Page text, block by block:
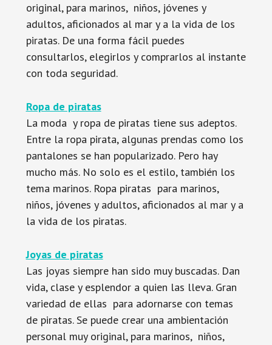
original, para marinos, niños, jóvenes y
adultos, aficionados al mar y a la vida de los
piratas. De una forma fácil puedes
consultarlos, elegirlos y comprarlos al instante
con toda seguridad.
Ropa de piratas
La moda y ropa de piratas tiene sus adeptos.
Entre la ropa pirata, algunas prendas como los
pantalones se han popularizado. Pero hay
mucho más. No solo es el estilo, también los
tema marinos. Ropa piratas para marinos,
niños, jóvenes y adultos, aficionados al mar y a
la vida de los piratas.
Joyas de piratas
Las joyas siempre han sido muy buscadas. Dan
vida, clase y esplendor a quien las lleva. Gran
variedad de ellas para adornarse con temas
de piratas. Se puede crear una ambientación
personal muy original, para marinos, niños,